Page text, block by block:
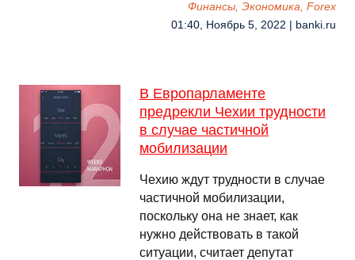
Финансы, Экономика, Forex
01:40, Ноябрь 5, 2022 | banki.ru
В Европарламенте
предрекли Чехии трудности
в случае частичной
мобилизации
Чехию ждут трудности в случае
частичной мобилизации,
поскольку она не знает, как
нужно действовать в такой
ситуации, считает депутат